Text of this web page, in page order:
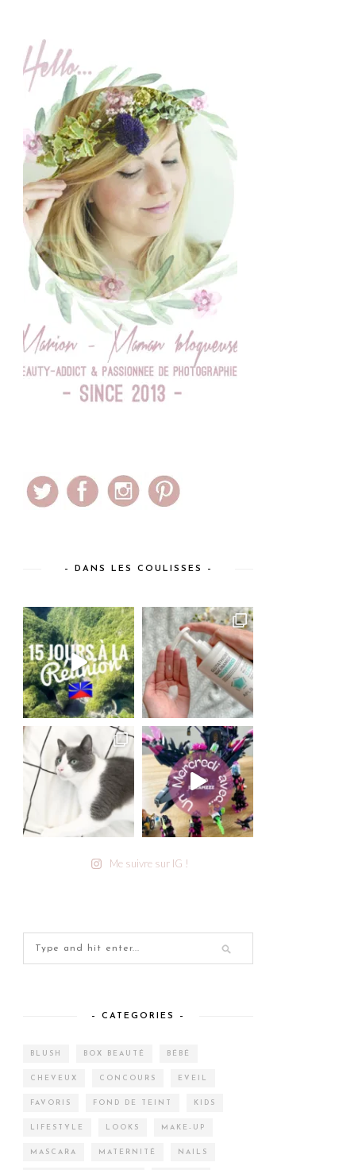
– DANS LES COULISSES –
Me suivre sur IG !
– CATEGORIES –
BLUSH BOX BEAUTÉ BÉBÉ
CHEVEUX CONCOURS EVEIL
FAVORIS FOND DE TEINT KIDS
LIFESTYLE LOOKS MAKE-UP
MASCARA MATERNITÉ NAILS